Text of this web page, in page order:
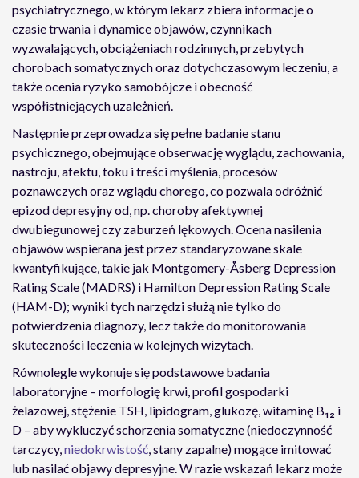
psychiatrycznego, w którym lekarz zbiera informacje o
czasie trwania i dynamice objawów, czynnikach
wyzwalających, obciążeniach rodzinnych, przebytych
chorobach somatycznych oraz dotychczasowym leczeniu, a
także ocenia ryzyko samobójcze i obecność
współistniejących uzależnień.
Następnie przeprowadza się pełne badanie stanu
psychicznego, obejmujące obserwację wyglądu, zachowania,
nastroju, afektu, toku i treści myślenia, procesów
poznawczych oraz wglądu chorego, co pozwala odróżnić
epizod depresyjny od, np. choroby afektywnej
dwubiegunowej czy zaburzeń lękowych. Ocena nasilenia
objawów wspierana jest przez standaryzowane skale
kwantyfikujące, takie jak Montgomery-Åsberg Depression
Rating Scale (MADRS) i Hamilton Depression Rating Scale
(HAM-D); wyniki tych narzędzi służą nie tylko do
potwierdzenia diagnozy, lecz także do monitorowania
skuteczności leczenia w kolejnych wizytach.
Równolegle wykonuje się podstawowe badania
laboratoryjne – morfologię krwi, profil gospodarki
żelazowej, stężenie TSH, lipidogram, glukozę, witaminę B₁₂ i
D – aby wykluczyć schorzenia somatyczne (niedoczynność
tarczycy,niedokrwistość, stany zapalne) mogące imitować
lub nasilać objawy depresyjne. W razie wskazań lekarz może